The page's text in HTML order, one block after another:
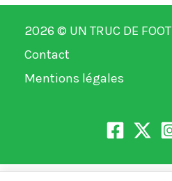
2026 © UN TRUC DE FOOT
Contact
Mentions légales